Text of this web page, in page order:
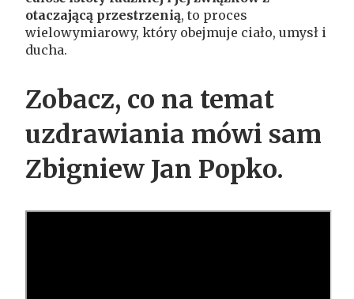
otaczającą przestrzenią, to proces
wielowymiarowy, który obejmuje ciało, umysł i
ducha.
Zobacz, co na temat
uzdrawiania mówi sam
Zbigniew Jan Popko.